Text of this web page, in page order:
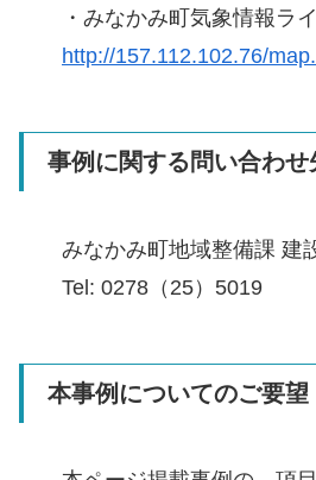
・みなかみ町気象情報ラ
http://157.112.102.76/
事例に関する問い合わせ
みなかみ町地域整備課 建
Tel: 0278（25）5019
本事例についてのご要望